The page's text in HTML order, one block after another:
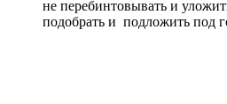
не перебинтовывать и
подобрать и подложить под